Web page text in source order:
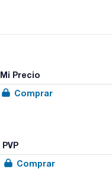
Mi Precio
Comprar
PVP
Comprar